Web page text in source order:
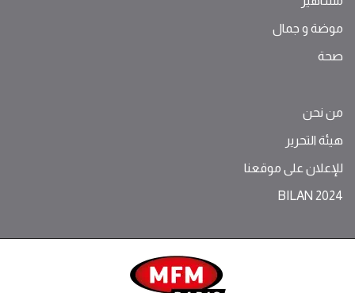
موضة ‫و‬ ‫‬‫جمال‬
صحة
من نحن
هيئة التحرير
للإعلان على موقعنا
BILAN 2024